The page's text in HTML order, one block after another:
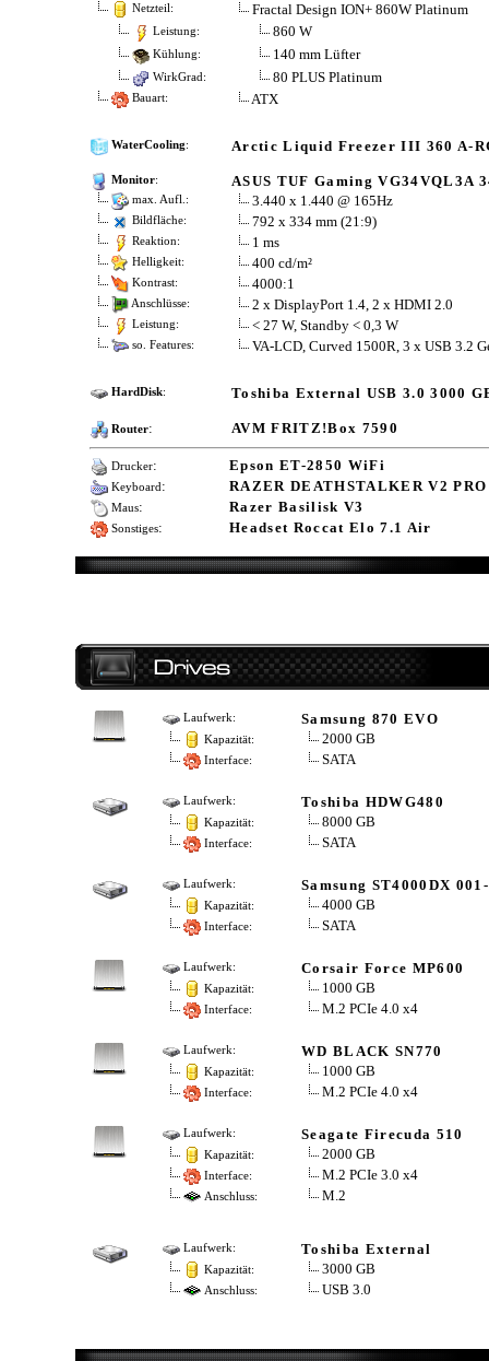
Netzteil: Fractal Design ION+ 860W Platinum
Leistung: 860 W
Kühlung: 140 mm Lüfter
WirkGrad: 80 PLUS Platinum
Bauart: ATX
WaterCooling: Arctic Liquid Freezer III 360 A-
Monitor: ASUS TUF Gaming VG34VQL3A
max. Aufl.: 3.440 x 1.440 @ 165Hz
Bildfläche: 792 x 334 mm (21:9)
Reaktion: 1 ms
Helligkeit: 400 cd/m²
Kontrast: 4000:1
Anschlüsse: 2 x DisplayPort 1.4, 2 x HDMI 2.0
Leistung: < 27 W, Standby < 0,3 W
so. Features: VA-LCD, Curved 1500R, 3 x USB 3.2
HardDisk: Toshiba External USB 3.0 3000
Router: AVM FRITZ!Box 7590
Drucker: Epson ET-2850 WiFi
Keyboard: RAZER DEATHSTALKER V2 PRO
Maus: Razer Basilisk V3
Sonstiges: Headset Roccat Elo 7.1 Air
Laufwerk: Samsung 870 EVO
Kapazität: 2000 GB
Interface: SATA
Laufwerk: Toshiba HDWG480
Kapazität: 8000 GB
Interface: SATA
Laufwerk: Samsung ST4000DX
Kapazität: 4000 GB
Interface: SATA
Laufwerk: Corsair Force MP600
Kapazität: 1000 GB
Interface: M.2 PCIe 4.0 x4
Laufwerk: WD BLACK SN770
Kapazität: 1000 GB
Interface: M.2 PCIe 4.0 x4
Laufwerk: Seagate Firecuda 510
Kapazität: 2000 GB
Interface: M.2 PCIe 3.0 x4
Anschluss: M.2
Laufwerk: Toshiba External
Kapazität: 3000 GB
Anschluss: USB 3.0